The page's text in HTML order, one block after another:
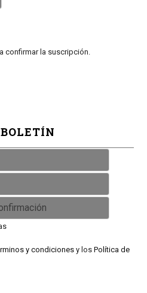
confirmar la suscripción.
y condicionesy los Política de